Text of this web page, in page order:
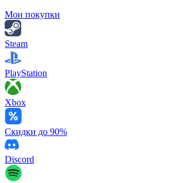
Мои покупки
Steam
PlayStation
Xbox
Скидки до 90%
Discord